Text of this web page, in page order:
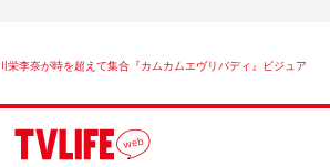
栄李奈が時を超えて集合『カムカムエヴリバディ』ビジュア